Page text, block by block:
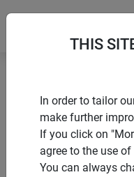
Accueil
Limaces,
Anneau anti-limaces
THIS
In order to tailor
make further
If you click on
agree to the use
You can always